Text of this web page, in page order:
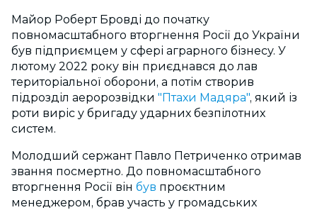
Майор Роберт Бровді до початку
повномасштабного вторгнення Росії до України
був підприємцем у сфері аграрного бізнесу. У
лютому 2022 року він приєднався до лав
територіальної оборони, а потім створив
підрозділ аеророзвідки "Птахи Мадяра", який із
роти виріс у бригаду ударних безпілотних
систем.
Молодший сержант Павло Петриченко отримав
звання посмертно. До повномасштабного
вторгнення Росії він був проєктним
менеджером, брав участь у громадських